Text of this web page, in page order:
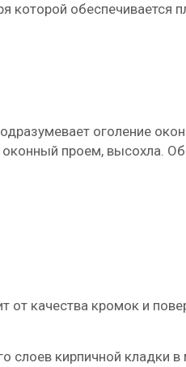
которой обеспечивается
оголение
оконный проем, высохла.
от качества кромок и
слоев кирпичной кладки